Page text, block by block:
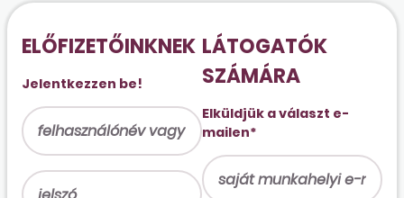
ELŐFIZETŐINKNEK
Jelentkezzen be!
LÁTOGATÓK
SZÁMÁRA
Elküldjük a választ e-
mailen*